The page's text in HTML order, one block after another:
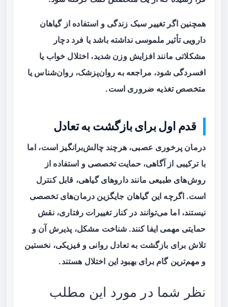
همچنین اگر تغییر سبک زندگی و استفاده از گیاهان
دارویی تأثیر ملموسی نداشته باشد یا فرد دچار
مشکلاتی مانند افزایش وزن شدید، اختلال خواب یا
افسردگی شود، مراجعه به روان‌پزشک، روان‌شناس یا
متخصص تغذیه ضروری است.
قدم اول برای بازگشت به تعادل
درمان پرخوری عصبی، هرچند چالش‌برانگیز است، اما
با ترکیبی از آگاهی، حمایت تخصصی و استفاده از
روش‌های طبیعی مانند داروهای گیاهی، قابل کنترل
است. اگرچه این گیاهان جایگزین درمان‌های تخصصی
نیستند، اما می‌توانند در کنار تغییرات رفتاری، نقش
حمایتی مهمی ایفا کنند. شناخت مشکل، پذیرش آن و
تلاش برای بازگشت به تعادل روانی و فیزیکی، نخستین
و مهم‌ترین گام برای بهبود این اختلال هستند.
نظر شما در مورد این مطلب